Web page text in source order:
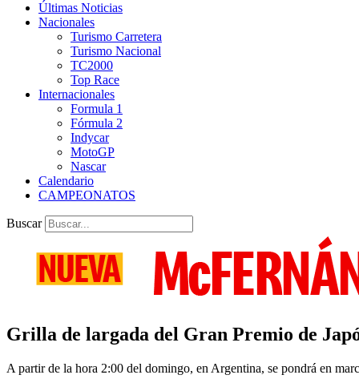
Últimas Noticias
Nacionales
Turismo Carretera
Turismo Nacional
TC2000
Top Race
Internacionales
Formula 1
Fórmula 2
Indycar
MotoGP
Nascar
Calendario
CAMPEONATOS
Buscar
Grilla de largada del Gran Premio de
A partir de la hora 2:00 del domingo, en Argentina, se pondrá en